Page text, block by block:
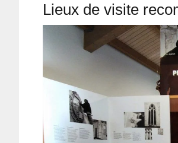
Lieux de visite